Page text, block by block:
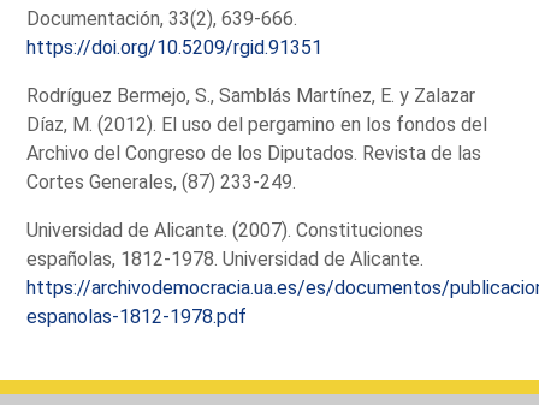
Documentación, 33(2), 639-666.
https://doi.org/10.5209/rgid.91351
Rodríguez Bermejo, S., Samblás Martínez, E. y Zalazar
Díaz, M. (2012). El uso del pergamino en los fondos del
Archivo del Congreso de los Diputados. Revista de las
Cortes Generales, (87) 233-249.
Universidad de Alicante. (2007). Constituciones
españolas, 1812-1978. Universidad de Alicante.
https://archivodemocracia.ua.es/es/documentos/
espanolas-1812-1978.pdf